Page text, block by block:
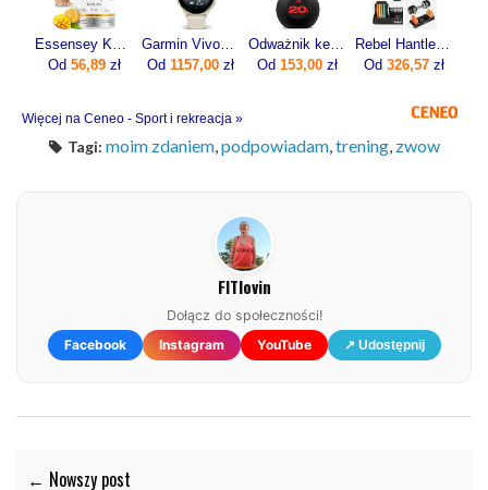
Essensey Kolagen Forte 12500 mg 400g
Od 56,89zł
Garmin Vivoactive 6 Lunar gold z paskiem w kolorze Bone [010-02985-01]
Od 1157,00 zł
Odważnik kettlebell żeliwny 20kg
Od 153,00 zł
Rebel Hantle Żeliwne Regulowane Zestaw 2X5Kg Automatyczne Skok Co 1Kg
Od 326,57 zł
Więcej na Ceneo - Sport i rekreacja »
Tagi: moim zdaniem,podpowiadam,trening, zwow
FITlovin
Dołącz do społeczności!
Facebook
Instagram YouTube ↗ Udostępnij
← Nowszy post